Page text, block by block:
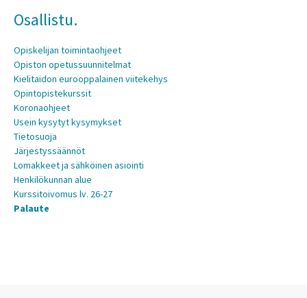
Osallistu.
Opiskelijan toimintaohjeet
Opiston opetussuunnitelmat
Kielitaidon eurooppalainen viitekehys
Opintopistekurssit
Koronaohjeet
Usein kysytyt kysymykset
Tietosuoja
Järjestyssäännöt
Lomakkeet ja sähköinen asiointi
Henkilökunnan alue
Kurssitoivomus lv. 26-27
Palaute